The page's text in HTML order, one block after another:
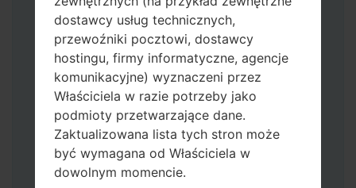
Powinieneś otrzymać 1 plik (jeśli 1 plik
wybierz tutaj) lub 5 plików (jeśli 5 plików
wybierz tutaj):
AP: "System & Recovery"
CP: "Modem & Radio"
CSC_***: "Country & Region & Operator"
HOME_CSC_***: "Country & Region &
Operator"
Dodaj wszystkie pliki w Odin 3.
Jeśli chcesz wyczyścić pamięć flash użyj
dostawcy usług technicznych,
przewoźniki pocztowi, dostawcy
hostingu, firmy informatyczne, agencje
komunikacyjne) wyznaczeni przez
Właściciela w razie potrzeby jako
podmioty przetwarzające dane.
Zaktualizowana lista tych stron może
być wymagana od Właściciela w
dowolnym momencie.